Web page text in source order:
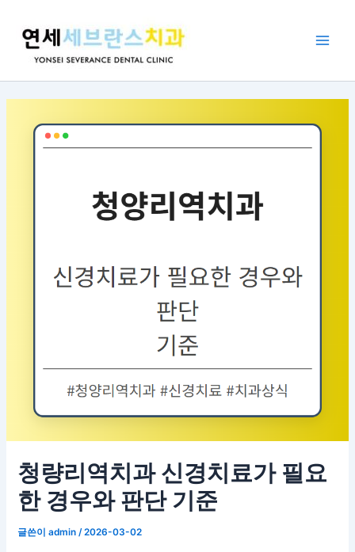
건
너
청량리역치과 신경치료가 필요
한 경우와 판단 기준
글쓴이admin/2026-03-02
색